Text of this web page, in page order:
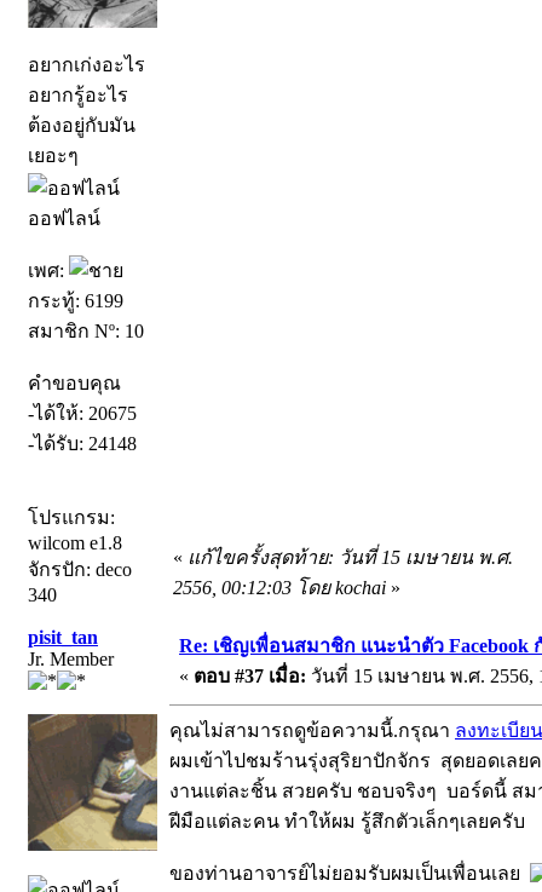
อยากเก่งอะไร
อยากรู้อะไร
ต้องอยู่กับมัน
เยอะๆ
ออฟไลน์
เพศ:
กระทู้: 6199
สมาชิก Nº: 10
คำขอบคุณ
-ได้ให้: 20675
-ได้รับ: 24148
โปรแกรม:
wilcom e1.8
จักรปัก: deco
340
« แก้ไขครั้งสุดท้าย: วันที่ 15 เมษายน พ.ศ.
2556, 00:12:03 โดย kochai »
pisit_tan
Jr. Member
Re: เชิญเพื่อนสมาชิก แนะนำตัว Facebook
« ตอบ #37 เมื่อ: วันที่ 15 เมษายน พ.ศ. 2556,
คุณไม่สามารถดูข้อความนี้.กรุณา ลงทะเบียน
ผมเข้าไปชมร้านรุ่งสุริยาปักจักร สุดยอดเล
งานแต่ละชิ้น สวยครับ ชอบจริงๆ บอร์ดนี้ ส
ฝีมือแต่ละคน ทำให้ผม รู้สึกตัวเล็กๆเลยครับ
ของท่านอาจารย์ไม่ยอมรับผมเป็นเพื่อนเลย